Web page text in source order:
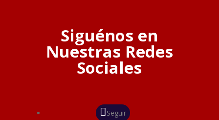
Siguénos en
Nuestras Redes
Sociales
Seguir